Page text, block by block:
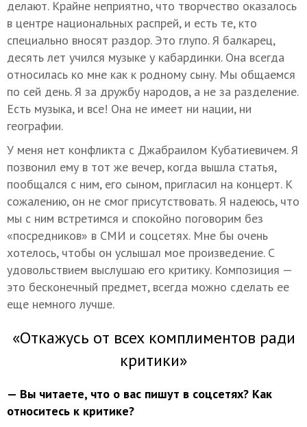
делают. Крайне неприятно, что творчество оказалось
в центре национальных распрей, и есть те, кто
специально вносят раздор. Это глупо. Я балкарец,
десять лет учился музыке у кабардинки. Она всегда
относилась ко мне как к родному сыну. Мы общаемся
по сей день. Я за дружбу народов, а не за разделение.
Есть музыка, и все! Она не имеет ни нации, ни
географии.
У меня нет конфликта с Джабраилом Кубатиевичем. Я
позвонил ему в тот же вечер, когда вышла статья,
пообщался с ним, его сыном, пригласил на концерт. К
сожалению, он не смог присутствовать. Я надеюсь, что
мы с ним встретимся и спокойно поговорим без
«посредников» в СМИ и соцсетях. Мне бы очень
хотелось, чтобы он услышал мое произведение. С
удовольствием выслушаю его критику. Композиция —
это бесконечный предмет, всегда можно сделать ее
еще немного лучше.
«Откажусь от всех комплиментов ради
критики»
— Вы читаете, что о вас пишут в соцсетях? Как
относитесь к критике?